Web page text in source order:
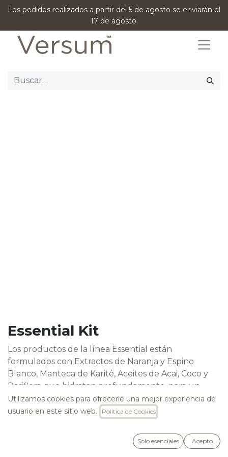
Los pedidos realizados a partir del 5 de agosto se enviarán el
17 de agosto.
Essential Kit
Los productos de la línea Essential están
formulados con Extractos de Naranja y Espino
Blanco, Manteca de Karité, Aceites de Acai, Coco y
Pasiflora que hidratan profundamente, para un
cabello joven, sano, brillante y sedoso.
- Acondicionador sin Enjuague Essential 150ml.
Utilizamos cookies para ofrecerle una mejor experiencia de
usuario en este sitio web.
Política de Cookies
Solo esenciales Acepto